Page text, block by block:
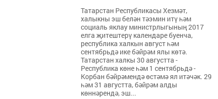
Татарстан Республикасы Хезмәт,
халыкны эш белән тәэмин итү һәм
социаль яклау министрлыгының 2017
елга җитештерү календаре буенча,
республика халкын август һәм
сентябрьдә ике бәйрәм ялы көтә.
Татарстан халкы 30 августта -
Республика көне һәм 1 сентябрьдә -
Корбан бәйрәмендә өстәмә ял итәчәк. 29
һәм 31 августта, бәйрәм алды
көннәрендә, эш...